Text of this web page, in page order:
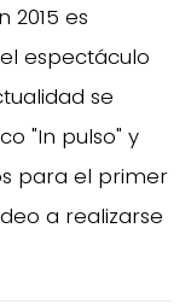
2015 es
espectáculo
se
"In pulso" y
para el primer
a realizarse